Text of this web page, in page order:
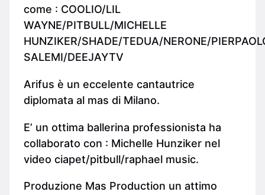
come : COOLIO/LIL
WAYNE/PITBULL/MICHELLE
HUNZIKER/SHADE/TEDUA/NERONE/
SALEMI/DEEJAYTV
Arifus è un eccelente cantautrice
diplomata al mas di Milano.
E’ un ottima ballerina professionista ha
collaborato con : Michelle Hunziker nel
video ciapet/pitbull/raphael music.
Produzione Mas Production un attimo